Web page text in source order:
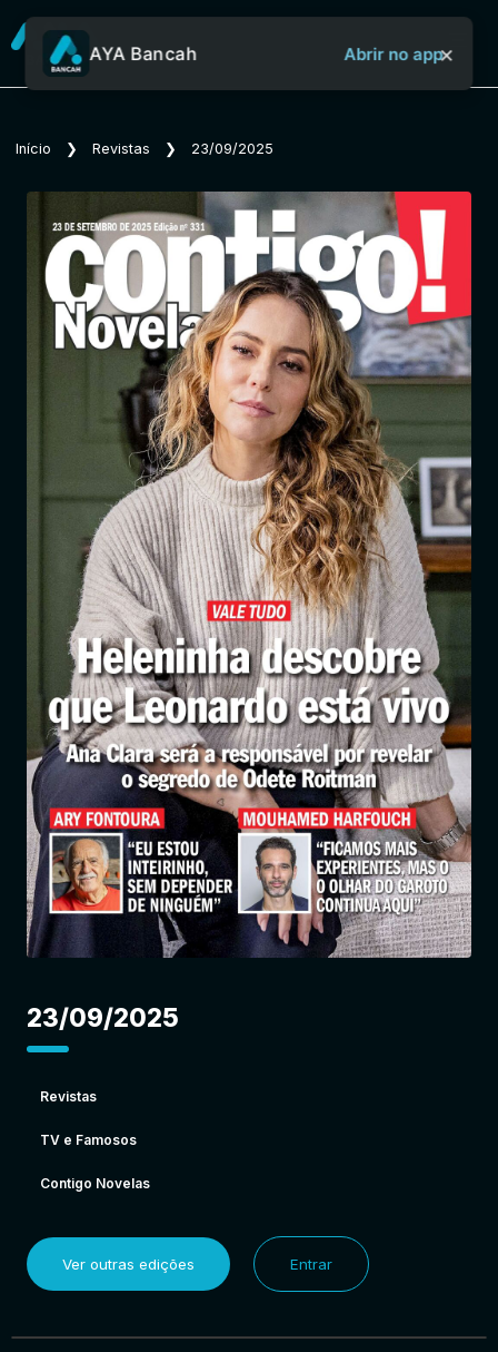
Sobre o Aya Bancah
Revistas
Jornais
Notícias
Entrar
AYA Bancah Abrir no app×
Início ❯ Revistas ❯ 23/09/2025
23/09/2025
Revistas
TV e Famosos
Contigo Novelas
Ver outras edições Entrar